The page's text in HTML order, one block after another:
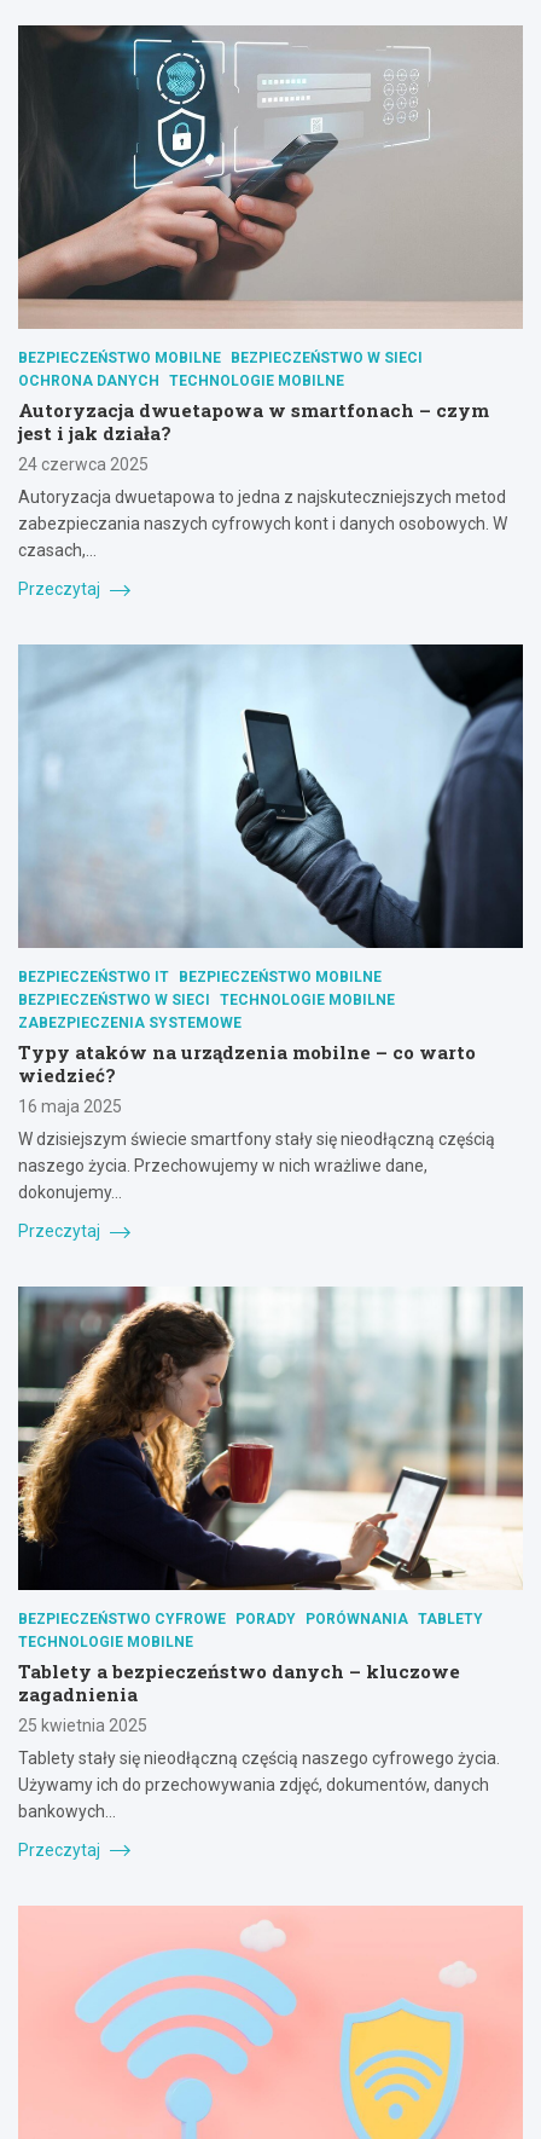
BEZPIECZEŃSTWO MOBILNE
BEZPIECZEŃSTWO W SIECI
OCHRONA DANYCH
TECHNOLOGIE MOBILNE
Autoryzacja dwuetapowa w smartfonach – czym
jest i jak działa?
24 czerwca 2025
Autoryzacja dwuetapowa to jedna z najskuteczniejszych metod
zabezpieczania naszych cyfrowych kont i danych osobowych. W
czasach,…
Przeczytaj
BEZPIECZEŃSTWO IT
BEZPIECZEŃSTWO MOBILNE
BEZPIECZEŃSTWO W SIECI
TECHNOLOGIE MOBILNE
ZABEZPIECZENIA SYSTEMOWE
Typy ataków na urządzenia mobilne – co warto
wiedzieć?
16 maja 2025
W dzisiejszym świecie smartfony stały się nieodłączną częścią
naszego życia. Przechowujemy w nich wrażliwe dane,
dokonujemy…
Przeczytaj
BEZPIECZEŃSTWO CYFROWE PORADY PORÓWNANIA TABLETY
TECHNOLOGIE MOBILNE
Tablety a bezpieczeństwo danych – kluczowe
zagadnienia
25 kwietnia 2025
Tablety stały się nieodłączną częścią naszego cyfrowego życia.
Używamy ich do przechowywania zdjęć, dokumentów, danych
bankowych…
Przeczytaj